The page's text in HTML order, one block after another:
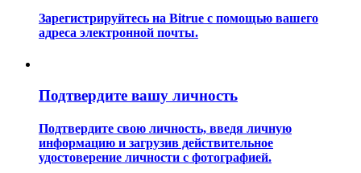
Гид
Руководство для начинающих по фьючерсам
Зарегистрируйтесь на Bitrue с помощью вашего
адреса электронной почты.
Подтвердите вашу личность
Подтвердите свою личность, введя личную
информацию и загрузив действительное
удостоверение личности с фотографией.